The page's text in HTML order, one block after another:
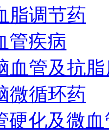
脂调节药
管疾病
血管及抗
微循环药
硬化及微